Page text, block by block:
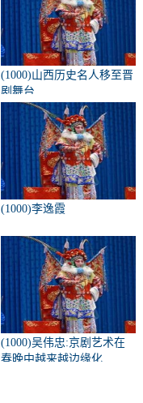
(1000)山西历史名人移至晋
剧舞台
(1000)李逸霞
(1000)吴伟忠:京剧艺术在
春晚中越来越边缘化